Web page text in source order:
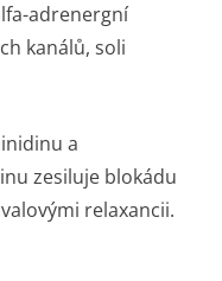
adrenergní
kanálů, soli
a
zesiluje blokádu
relaxancii.